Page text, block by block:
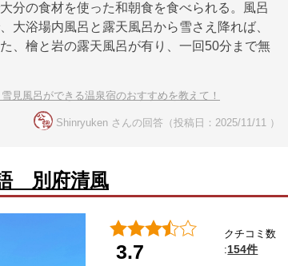
分の食材を使った和朝食を食べられる。風呂
大浴場内風呂と露天風呂から雪さえ降れば、
、檜と岩の露天風呂が有り、一回50分まで無
見風呂ができる温泉宿のおすすめを教えて！
Shinryuken さんの回答（投稿日：2025/11/11 ）
別府清風
3.7
クチコミ数
:154件